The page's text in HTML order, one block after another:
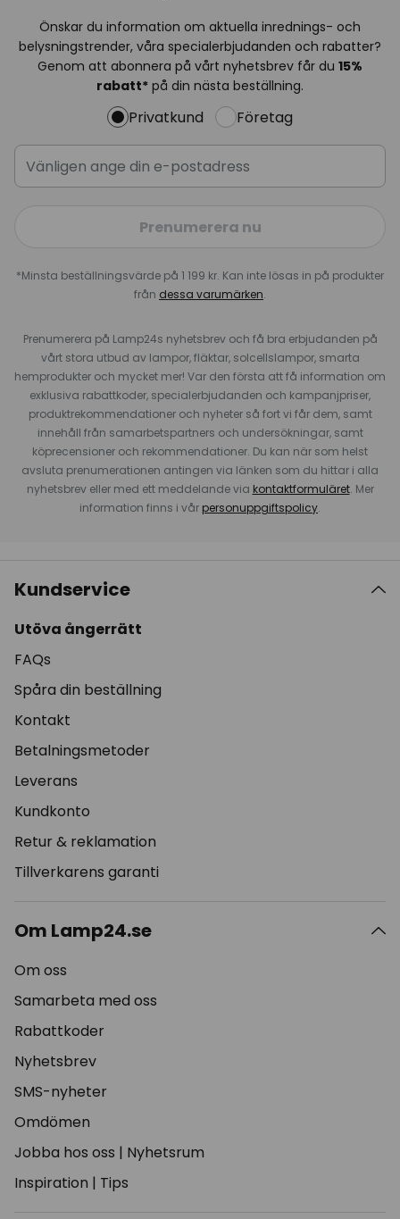
Önskar du information om aktuella inrednings- och
belysningstrender, våra specialerbjudanden och rabatter?
Genom att abonnera på vårt nyhetsbrev får du 15%
rabatt* på din nästa beställning.
Privatkund Företag
Prenumerera nu
*Minsta beställningsvärde på 1 199 kr. Kan inte lösas in på produkter
från dessa varumärken.
Prenumerera på Lamp24s nyhetsbrev och få bra erbjudanden på
vårt stora utbud av lampor, fläktar, solcellslampor, smarta
hemprodukter och mycket mer! Var den första att få information om
exklusiva rabattkoder, specialerbjudanden och kampanjpriser,
produktrekommendationer och nyheter så fort vi får dem, samt
innehåll från samarbetspartners och undersökningar, samt
köprecensioner och rekommendationer. Du kan när som helst
avsluta prenumerationen antingen via länken som du hittar i alla
nyhetsbrev eller med ett meddelande via kontaktformuläret. Mer
information finns i vår personuppgiftspolicy.
Kundservice
Utöva ångerrätt
FAQs
Spåra din beställning
Kontakt
Betalningsmetoder
Leverans
Kundkonto
Retur & reklamation
Tillverkarens garanti
Om Lamp24.se
Om oss
Samarbeta med oss
Rabattkoder
Nyhetsbrev
SMS-nyheter
Omdömen
Jobba hos oss | Nyhetsrum
Inspiration | Tips